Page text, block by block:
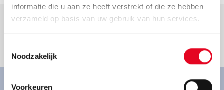
informatie die u aan ze heeft verstrekt of die ze hebben
verzameld op basis van uw gebruik van hun services.
Noodzakelijk
Voorkeuren
Goed om te weten.